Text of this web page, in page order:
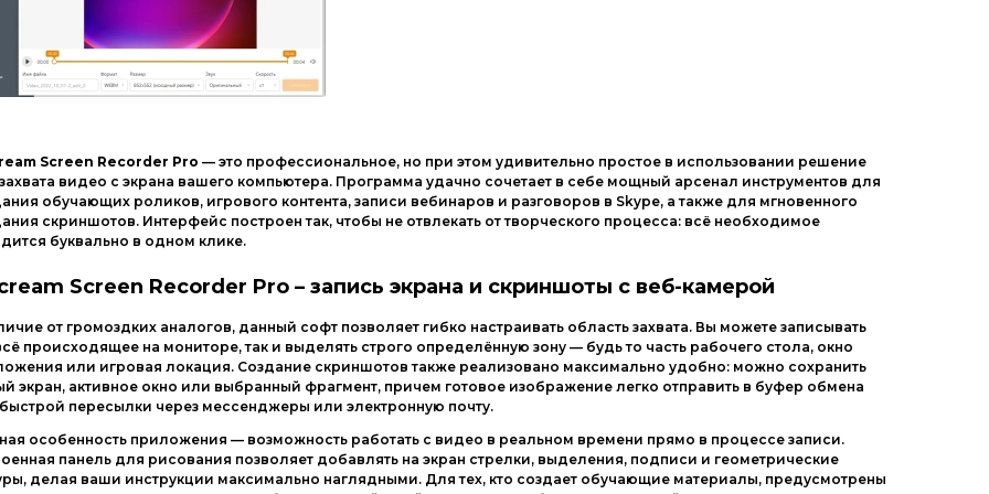
Screen Recorder Pro — это профессиональное, но при этом удивительно простое в использовании решение
видео с экрана вашего компьютера. Программа удачно сочетает в себе мощный арсенал инструментов для
обучающих роликов, игрового контента, записи вебинаров и разговоров в Skype, а также для мгновенного
скриншотов. Интерфейс построен так, чтобы не отвлекать от творческого процесса: всё необходимое
буквально в одном клике.
Screen Recorder Pro – запись экрана и скриншоты с веб-камерой
от громоздких аналогов, данный софт позволяет гибко настраивать область захвата. Вы можете записывать
происходящее на мониторе, так и выделять строго определённую зону — будь то часть рабочего стола, окно
или игровая локация. Создание скриншотов также реализовано максимально удобно: можно сохранить
экран, активное окно или выбранный фрагмент, причем готовое изображение легко отправить в буфер обмена
пересылки через мессенджеры или электронную почту.
особенность приложения — возможность работать с видео в реальном времени прямо в процессе записи.
панель для рисования позволяет добавлять на экран стрелки, выделения, подписи и геометрические
делая ваши инструкции максимально наглядными. Для тех, кто создает обучающие материалы, предусмотрены